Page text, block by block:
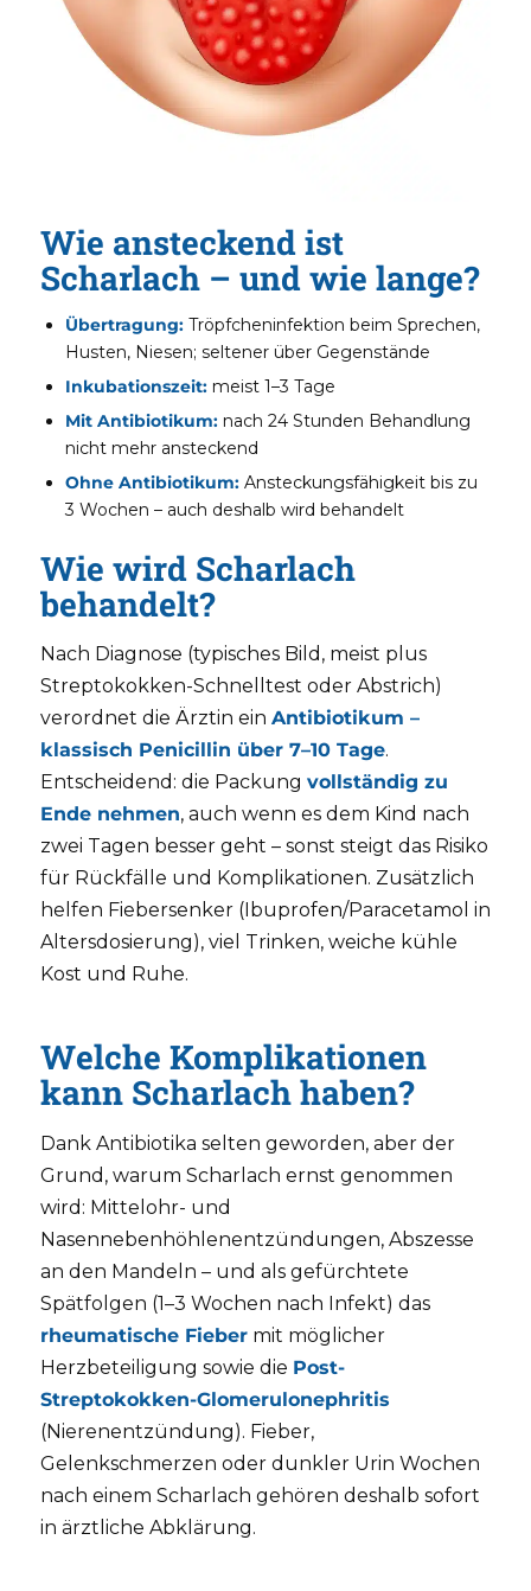
Wie ansteckend ist
Scharlach – und wie lange?
Übertragung:Tröpfcheninfektion beim Sprechen,
Husten, Niesen; seltener über Gegenstände
Inkubationszeit:meist 1–3 Tage
Mit Antibiotikum:nach 24 Stunden Behandlung
nicht mehr ansteckend
Ohne Antibiotikum:Ansteckungsfähigkeit bis zu
3 Wochen – auch deshalb wird behandelt
Wie wird Scharlach
behandelt?
Nach Diagnose (typisches Bild, meist plus
Streptokokken-Schnelltest oder Abstrich)
verordnet die Ärztin ein Antibiotikum –
klassisch Penicillin über 7–10 Tage.
Entscheidend: die Packung vollständig zu
Ende nehmen, auch wenn es dem Kind nach
zwei Tagen besser geht – sonst steigt das Risiko
für Rückfälle und Komplikationen. Zusätzlich
helfen Fiebersenker (Ibuprofen/Paracetamol in
Altersdosierung), viel Trinken, weiche kühle
Kost und Ruhe.
Welche Komplikationen
kann Scharlach haben?
Dank Antibiotika selten geworden, aber der
Grund, warum Scharlach ernst genommen
wird: Mittelohr- und
Nasennebenhöhlenentzündungen, Abszesse
an den Mandeln – und als gefürchtete
Spätfolgen (1–3 Wochen nach Infekt) das
rheumatische Fiebermit möglicher
Herzbeteiligung sowie die Post-
Streptokokken-Glomerulonephritis
(Nierenentzündung). Fieber,
Gelenkschmerzen oder dunkler Urin Wochen
nach einem Scharlach gehören deshalb sofort
in ärztliche Abklärung.